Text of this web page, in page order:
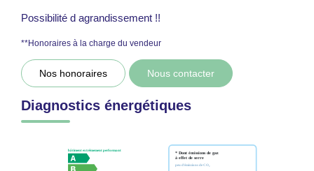
Possibilité d agrandissement !!
**Honoraires à la charge du vendeur
Nos honoraires Nous contacter
Diagnostics énergétiques